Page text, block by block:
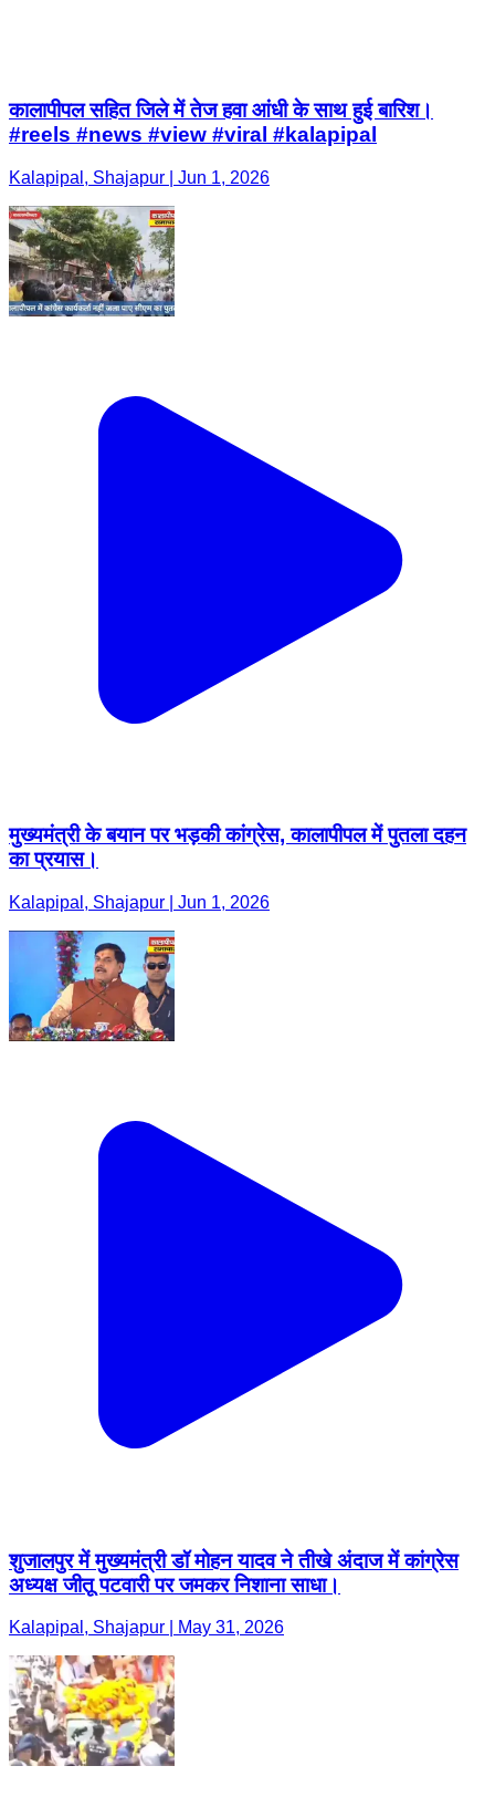
कालापीपल सहित जिले में तेज हवा आंधी के साथ हुई बारिश।
#reels #news #view #viral #kalapipal
Kalapipal, Shajapur | Jun 1, 2026
मुख्यमंत्री के बयान पर भड़की कांग्रेस, कालापीपल में पुतला दहन
का प्रयास।
Kalapipal, Shajapur | Jun 1, 2026
शुजालपुर में मुख्यमंत्री डॉ मोहन यादव ने तीखे अंदाज में कांग्रेस
अध्यक्ष जीतू पटवारी पर जमकर निशाना साधा।
Kalapipal, Shajapur | May 31, 2026